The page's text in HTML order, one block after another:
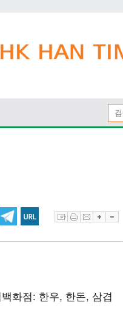
화점: 한우, 한돈, 삼겹